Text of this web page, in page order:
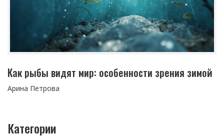
Как рыбы видят мир: особенности зрения зимой
Арина Петрова
Категории